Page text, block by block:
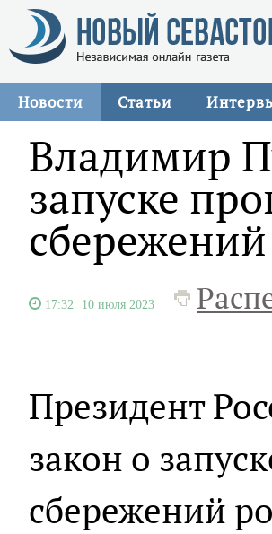
Новости Статьи
Владимир
запуске
17:32 10 июля 2023
Президент
закон о
сбережений